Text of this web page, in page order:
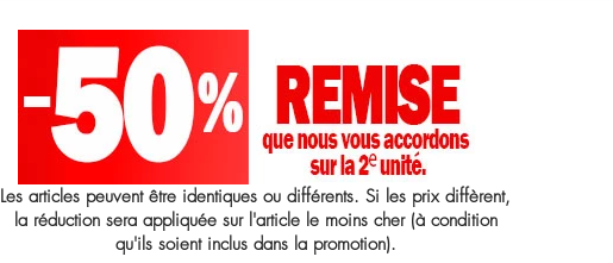
Les articles peuvent être identiques ou différents. Si les prix diffèrent,
la réduction sera appliquée sur l'article le moins cher (à condition
qu'ils soient inclus dans la promotion).